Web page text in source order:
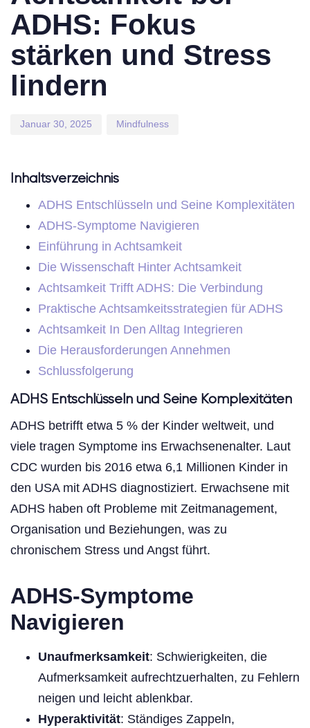
ADHS: Fokus
stärken und Stress
lindern
Januar 30, 2025 Mindfulness
Inhaltsverzeichnis
ADHS Entschlüsseln und Seine Komplexitäten
ADHS-Symptome Navigieren
Einführung in Achtsamkeit
Die Wissenschaft Hinter Achtsamkeit
Achtsamkeit Trifft ADHS: Die Verbindung
Praktische Achtsamkeitsstrategien für ADHS
Achtsamkeit In Den Alltag Integrieren
Die Herausforderungen Annehmen
Schlussfolgerung
ADHS Entschlüsseln und Seine Komplexitäten
ADHS betrifft etwa 5 % der Kinder weltweit, und
viele tragen Symptome ins Erwachsenenalter. Laut
CDC wurden bis 2016 etwa 6,1 Millionen Kinder in
den USA mit ADHS diagnostiziert. Erwachsene mit
ADHS haben oft Probleme mit Zeitmanagement,
Organisation und Beziehungen, was zu
chronischem Stress und Angst führt.
ADHS-Symptome
Navigieren
Unaufmerksamkeit: Schwierigkeiten, die
Aufmerksamkeit aufrechtzuerhalten, zu Fehlern
neigen und leicht ablenkbar.
Hyperaktivität: Ständiges Zappeln,